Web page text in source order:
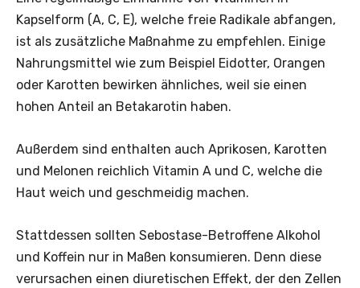
Kapselform (A, C, E), welche freie Radikale abfangen,
ist als zusätzliche Maßnahme zu empfehlen. Einige
Nahrungsmittel wie zum Beispiel Eidotter, Orangen
oder Karotten bewirken ähnliches, weil sie einen
hohen Anteil an Betakarotin haben.
Außerdem sind enthalten auch Aprikosen, Karotten
und Melonen reichlich Vitamin A und C, welche die
Haut weich und geschmeidig machen.
Stattdessen sollten Sebostase-Betroffene Alkohol
und Koffein nur in Maßen konsumieren. Denn diese
verursachen einen diuretischen Effekt, der den Zellen